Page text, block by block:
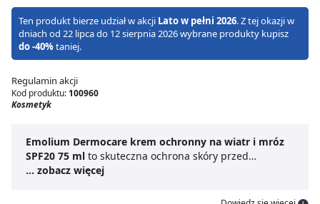
Ten produkt bierze udział w akcji Lato w pełni 2026. Z tej okazji w
dniach od 22 lipca do 12 sierpnia 2026 wybrane produkty kupisz
do -40%taniej.
Regulamin akcji
Kod produktu: 100960
Kosmetyk
Emolium Dermocare krem ochronny na wiatr i mróz
SPF20 75 ml to skuteczna ochrona skóry przed
niekorzystnymi warunkami atmosferycznymi. Produkt
wiatrem oraz wpływem promieniowania UV dzięki
... zobacz więcej